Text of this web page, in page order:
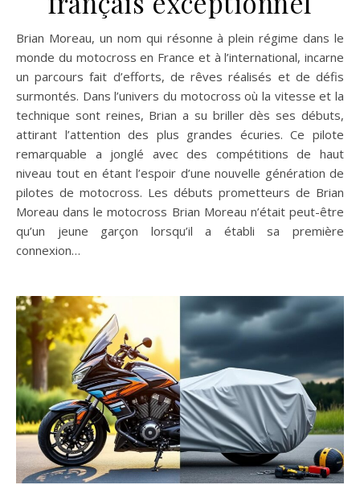
Brian Moreau, un nom qui résonne à plein régime dans le
monde du motocross en France et à l’international, incarne
un parcours fait d’efforts, de rêves réalisés et de défis
surmontés. Dans l’univers du motocross où la vitesse et la
technique sont reines, Brian a su briller dès ses débuts,
attirant l’attention des plus grandes écuries. Ce pilote
remarquable a jonglé avec des compétitions de haut
niveau tout en étant l’espoir d’une nouvelle génération de
pilotes de motocross. Les débuts prometteurs de Brian
Moreau dans le motocross Brian Moreau n’était peut-être
qu’un jeune garçon lorsqu’il a établi sa première
connexion…